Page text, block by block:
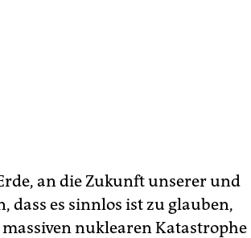
an die Zukunft unserer und
dass es sinnlos ist zu glauben,
nuklearen Katastrophe